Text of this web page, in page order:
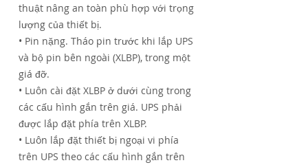
thuật nâng an toàn phù hợp với trọng
lượng của thiết bị.
• Pin nặng. Tháo pin trước khi lắp UPS
và bộ pin bên ngoài (XLBP), trong một
giá đỡ.
• Luôn cài đặt XLBP ở dưới cùng trong
các cấu hình gắn trên giá. UPS phải
được lắp đặt phía trên XLBP.
• Luôn lắp đặt thiết bị ngoại vi phía
trên UPS theo các cấu hình gắn trên